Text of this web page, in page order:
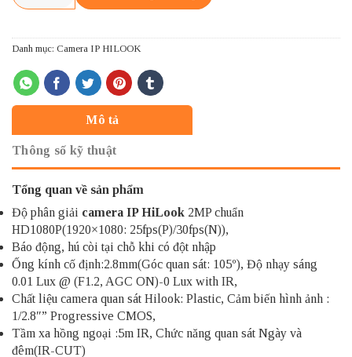
Danh mục: Camera IP HILOOK
Mô tả
Thông số kỹ thuật
Tổng quan về sản phẩm
Độ phân giải camera IP HiLook 2MP chuẩn
HD1080P(1920×1080: 25fps(P)/30fps(N)),
Báo động, hú còi tại chỗ khi có đột nhập
Ống kính cố định:2.8mm(Góc quan sát: 105º), Độ nhạy sáng
0.01 Lux @ (F1.2, AGC ON)-0 Lux with IR,
Chất liệu camera quan sát Hilook: Plastic, Cảm biến hình ảnh :
1/2.8″” Progressive CMOS,
Tầm xa hồng ngoại :5m IR, Chức năng quan sát Ngày và
đêm(IR-CUT)